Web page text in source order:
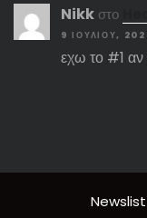
Nikk στο
9 ΙΟΥΛΊΟΥ,
εχω το #1 αν
Newslist